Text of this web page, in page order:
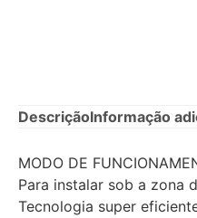
DescriçãoInformação
MODO DE
Para instalar sob a zona
Tecnologia super